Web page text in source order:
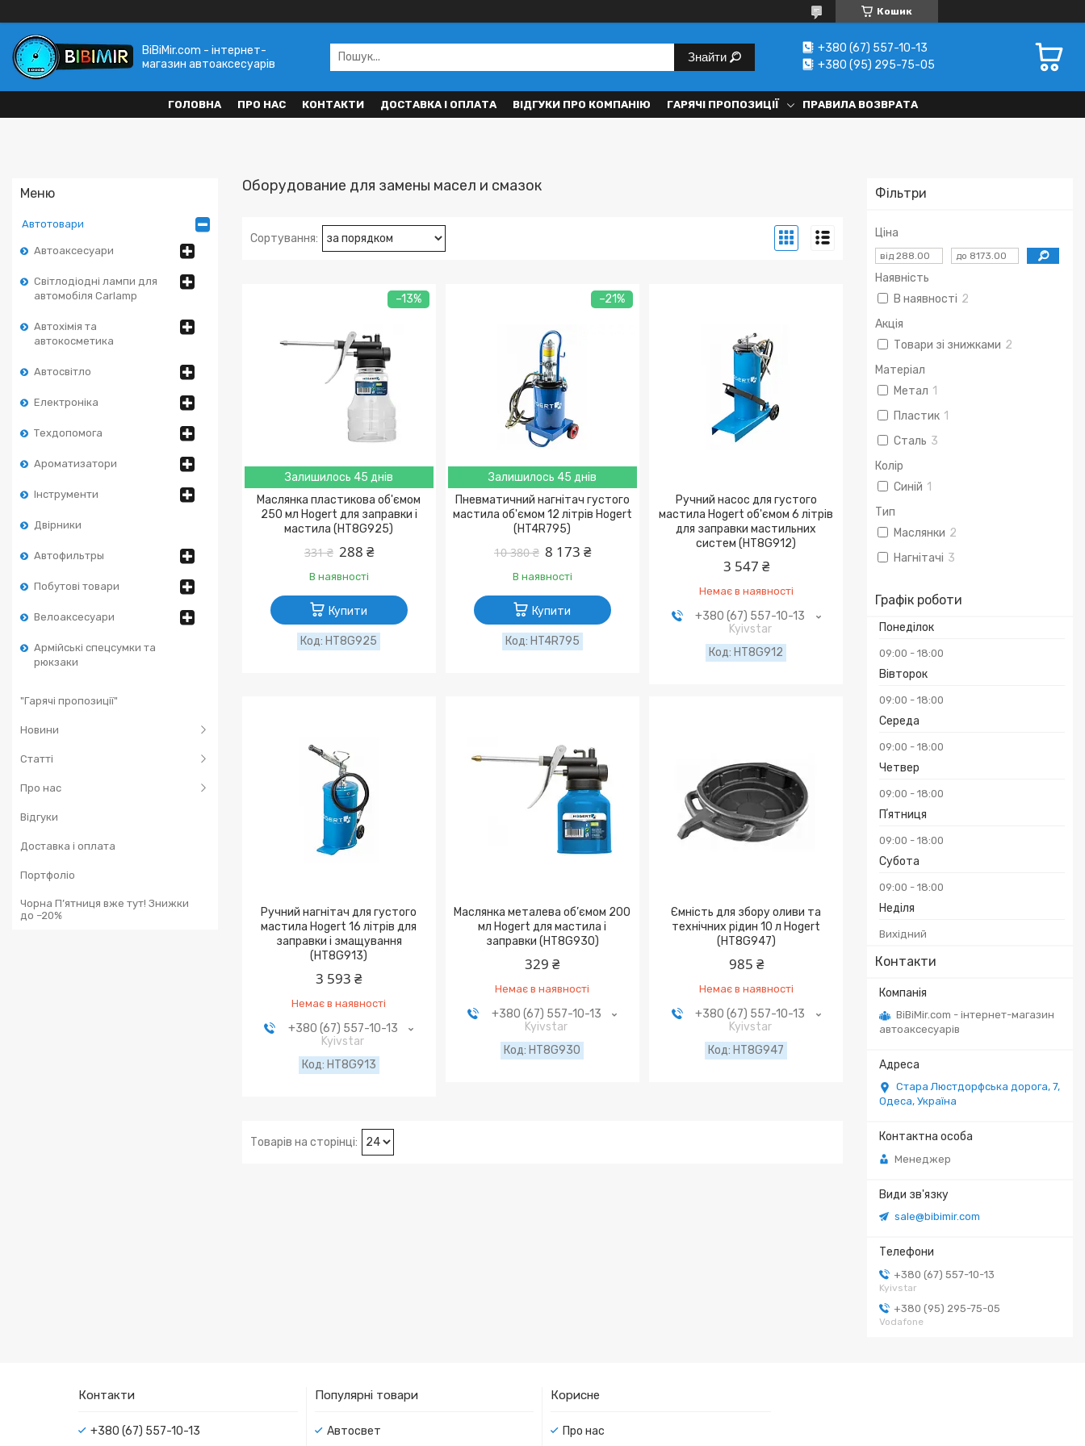
Кошик
BiBiMir.com - інтернет-
магазин автоаксесуарів
Знайти
+380 (67) 557-10-13
+380 (95) 295-75-05
ГОЛОВНА ПРО НАС КОНТАКТИ ДОСТАВКА І ОПЛАТА ВІДГУКИ ПРО КОМПАНІЮ ГАРЯЧІ ПРОПОЗИЦІЇ ПРАВИЛА ВОЗВРАТА
Автотовари
Автоаксесуари
Світлодіодні лампи для
автомобіля Carlamp
Автохімія та
автокосметика
Автосвітло
Електроніка
Техдопомога
Ароматизатори
Інструменти
Двірники
Автофильтры
Побутові товари
Велоаксесуари
Армійські спецсумки та
рюкзаки
"Гарячі пропозиції"
Новини
Статті
Про нас
Відгуки
Доставка і оплата
Портфоліо
Чорна П’ятниця вже тут! Знижки
до –20%
Фільтри
Ціна
Наявність
В наявності 2
Акція
Товари зі знижками 2
Матеріал
Метал 1
Пластик 1
Сталь 3
Колір
Синій 1
Тип
Маслянки 2
Нагнітачі 3
Графік роботи
Понеділок
09:00 18:00
Вівторок
09:00 18:00
Середа
09:00 18:00
Четвер
09:00 18:00
Пʼятниця
09:00 18:00
Субота
09:00 18:00
Неділя
Вихідний
Контакти
BiBiMir.com - інтернет-магазин
автоаксесуарів
Стара Люстдорфська дорога, 7,
Одеса, Україна
Менеджер
sale@bibimir.com
+380 (67) 557-10-13
Kyivstar
+380 (95) 295-75-05
Vodafone
Оборудование для замены масел и смазок
–13%
Залишилось 45 днів
Маслянка пластикова об'ємом
250 мл Hogert для заправки і
мастила (HT8G925)
331 ₴ 288 ₴
В наявності
Купити
HT8G925
–21%
Залишилось 45 днів
Пневматичний нагнітач густого
мастила об'ємом 12 літрів Hogert
(HT4R795)
10 380 ₴ 8 173 ₴
В наявності
Купити
HT4R795
Ручний насос для густого
мастила Hogert об'ємом 6 літрів
для заправки мастильних
систем (HT8G912)
3 547 ₴
Немає в наявності
+380 (67) 557-10-13
Kyivstar
HT8G912
Ручний нагнітач для густого
мастила Hogert 16 літрів для
заправки і змащування
(HT8G913)
3 593 ₴
Немає в наявності
+380 (67) 557-10-13
Kyivstar
HT8G913
Маслянка металева об’ємом 200
мл Hogert для мастила і
заправки (HT8G930)
329 ₴
Немає в наявності
+380 (67) 557-10-13
Kyivstar
HT8G930
Ємність для збору оливи та
технічних рідин 10 л Hogert
(HT8G947)
985 ₴
Немає в наявності
+380 (67) 557-10-13
Kyivstar
HT8G947
Контакти
+380 (67) 557-10-13
Популярні товари
Автосвет
Корисне
Про нас